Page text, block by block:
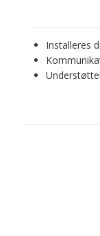
Installeres